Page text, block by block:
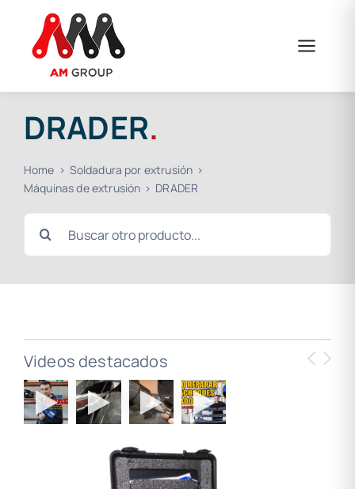
contenido
DRADER.
Home
Soldadura por extrusión
Máquinas de extrusión
DRADER
Buscar:
Videos destacados